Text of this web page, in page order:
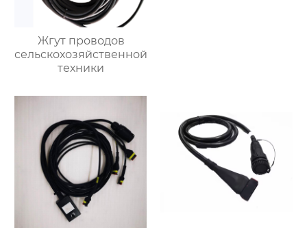
Жгут проводов
сельскохозяйственной
техники